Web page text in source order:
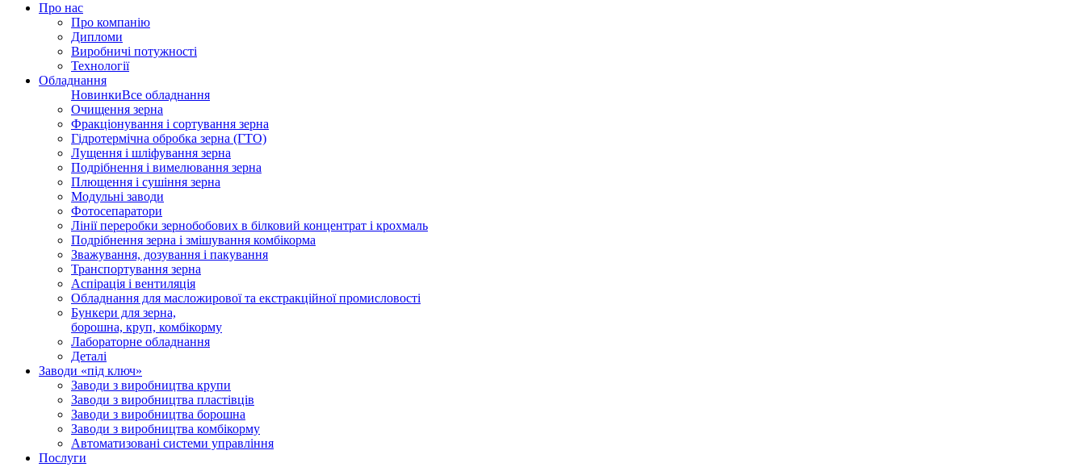
Про нас
Про компанію
Дипломи
Виробничі потужності
Технології
Обладнання
НовинкиВсе обладнання
Очищення зерна
Фракціонування і сортування зерна
Гідротермічна обробка зерна (ГТО)
Лущення і шліфування зерна
Подрібнення і вимелювання зерна
Плющення і сушіння зерна
Модульні заводи
Фотосепаратори
Лінії переробки зернобобових в білковий концентрат і крохмаль
Подрібнення зерна і змішування комбікорма
Зважування, дозування і пакування
Транспортування зерна
Аспірація і вентиляція
Обладнання для масложирової та екстракційної промисловості
Бункери для зерна,
борошна, круп, комбікорму
Лабораторне обладнання
Деталі
Заводи «під ключ»
Заводи з виробництва крупи
Заводи з виробництва пластівців
Заводи з виробництва борошна
Заводи з виробництва комбікорму
Автоматизовані системи управління
Послуги